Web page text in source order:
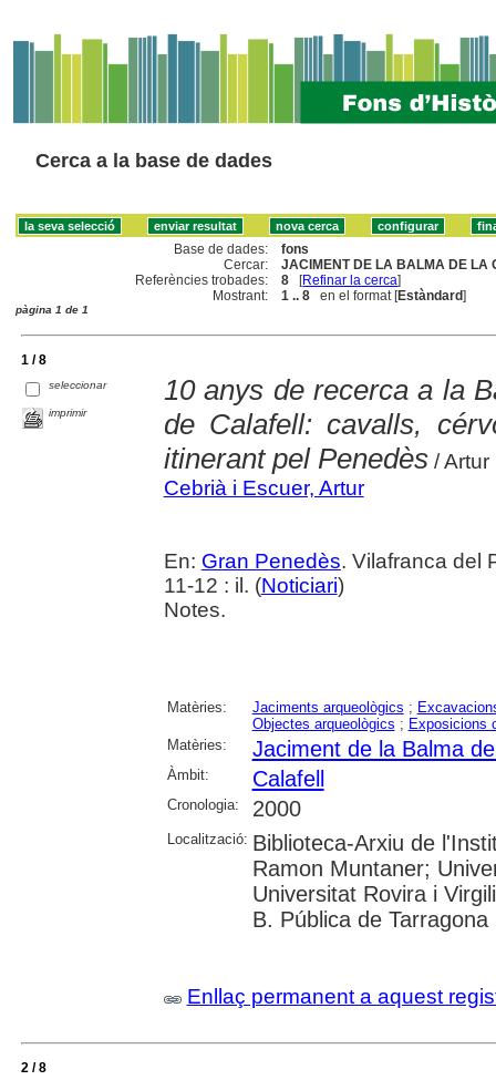
Cerca a la base de dades
Base de dades:
fons
Cercar:
JACIMENT DE LA BALMA DE LA
Referències trobades:
8 [Refinar la cerca]
Mostrant:
1 .. 8 en el format [Estàndard]
pàgina 1 de 1
1 / 8
seleccionar
imprimir
10 anys de recerca a la
de Calafell: cavalls,
itinerant pel Penedès/ Artur
Cebrià i Escuer, Artur
En: Gran Penedès. Vilafranca del
11-12 : il. (Noticiari)
Notes.
Matèries: Jaciments arqueològics ;
Objectes arqueològics ; Exposicions
Matèries:
Jaciment de la Balma
Àmbit: Calafell
Cronologia: 2000
Localització: Biblioteca-Arxiu de
Ramon Muntaner;
Universitat Rovira i
B. Pública de Tarragona
Enllaç permanent a aquest
2 / 8